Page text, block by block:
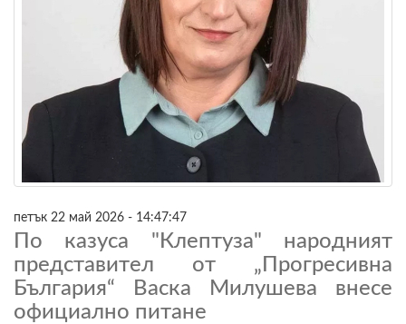
петък 22 май 2026 - 14:47:47
По казуса "Клептуза" народният
представител от „Прогресивна
България“ Васка Милушева внесе
официално питане